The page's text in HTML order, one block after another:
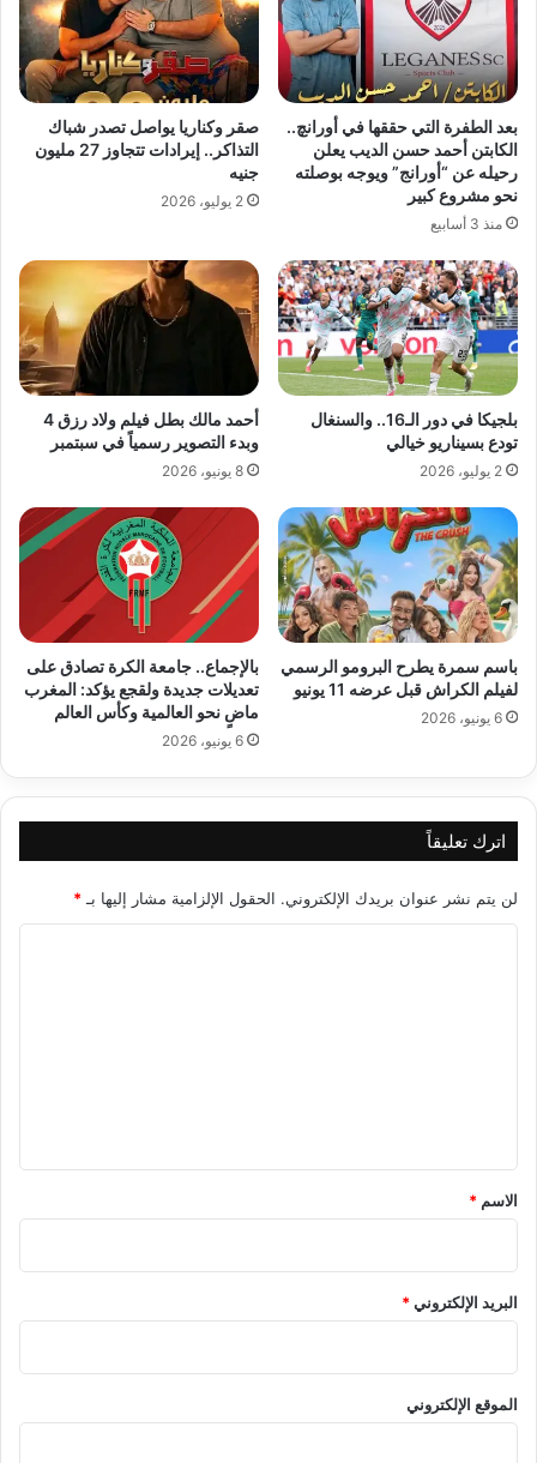
بعد الطفرة التي حققها في أورانچ..
الكابتن أحمد حسن الديب يعلن
رحيله عن “أورانج” ويوجه بوصلته
نحو مشروع كبير
منذ 3 أسابيع
صقر وكناريا يواصل تصدر شباك
التذاكر.. إيرادات تتجاوز 27 مليون
جنيه
2 يوليو، 2026
بلجيكا في دور الـ16.. والسنغال
تودع بسيناريو خيالي
2 يوليو، 2026
أحمد مالك بطل فيلم ولاد رزق 4
وبدء التصوير رسمياً في سبتمبر
8 يونيو، 2026
باسم سمرة يطرح البرومو الرسمي
لفيلم الكراش قبل عرضه 11 يونيو
6 يونيو، 2026
بالإجماع.. جامعة الكرة تصادق على
تعديلات جديدة ولقجع يؤكد: المغرب
ماضٍ نحو العالمية وكأس العالم
6 يونيو، 2026
اترك تعليقاً
لن يتم نشر عنوان بريدك الإلكتروني. الحقول الإلزامية مشار إليها بـ *
*
الاسم *
البريد الإلكتروني*
الموقع الإلكتروني